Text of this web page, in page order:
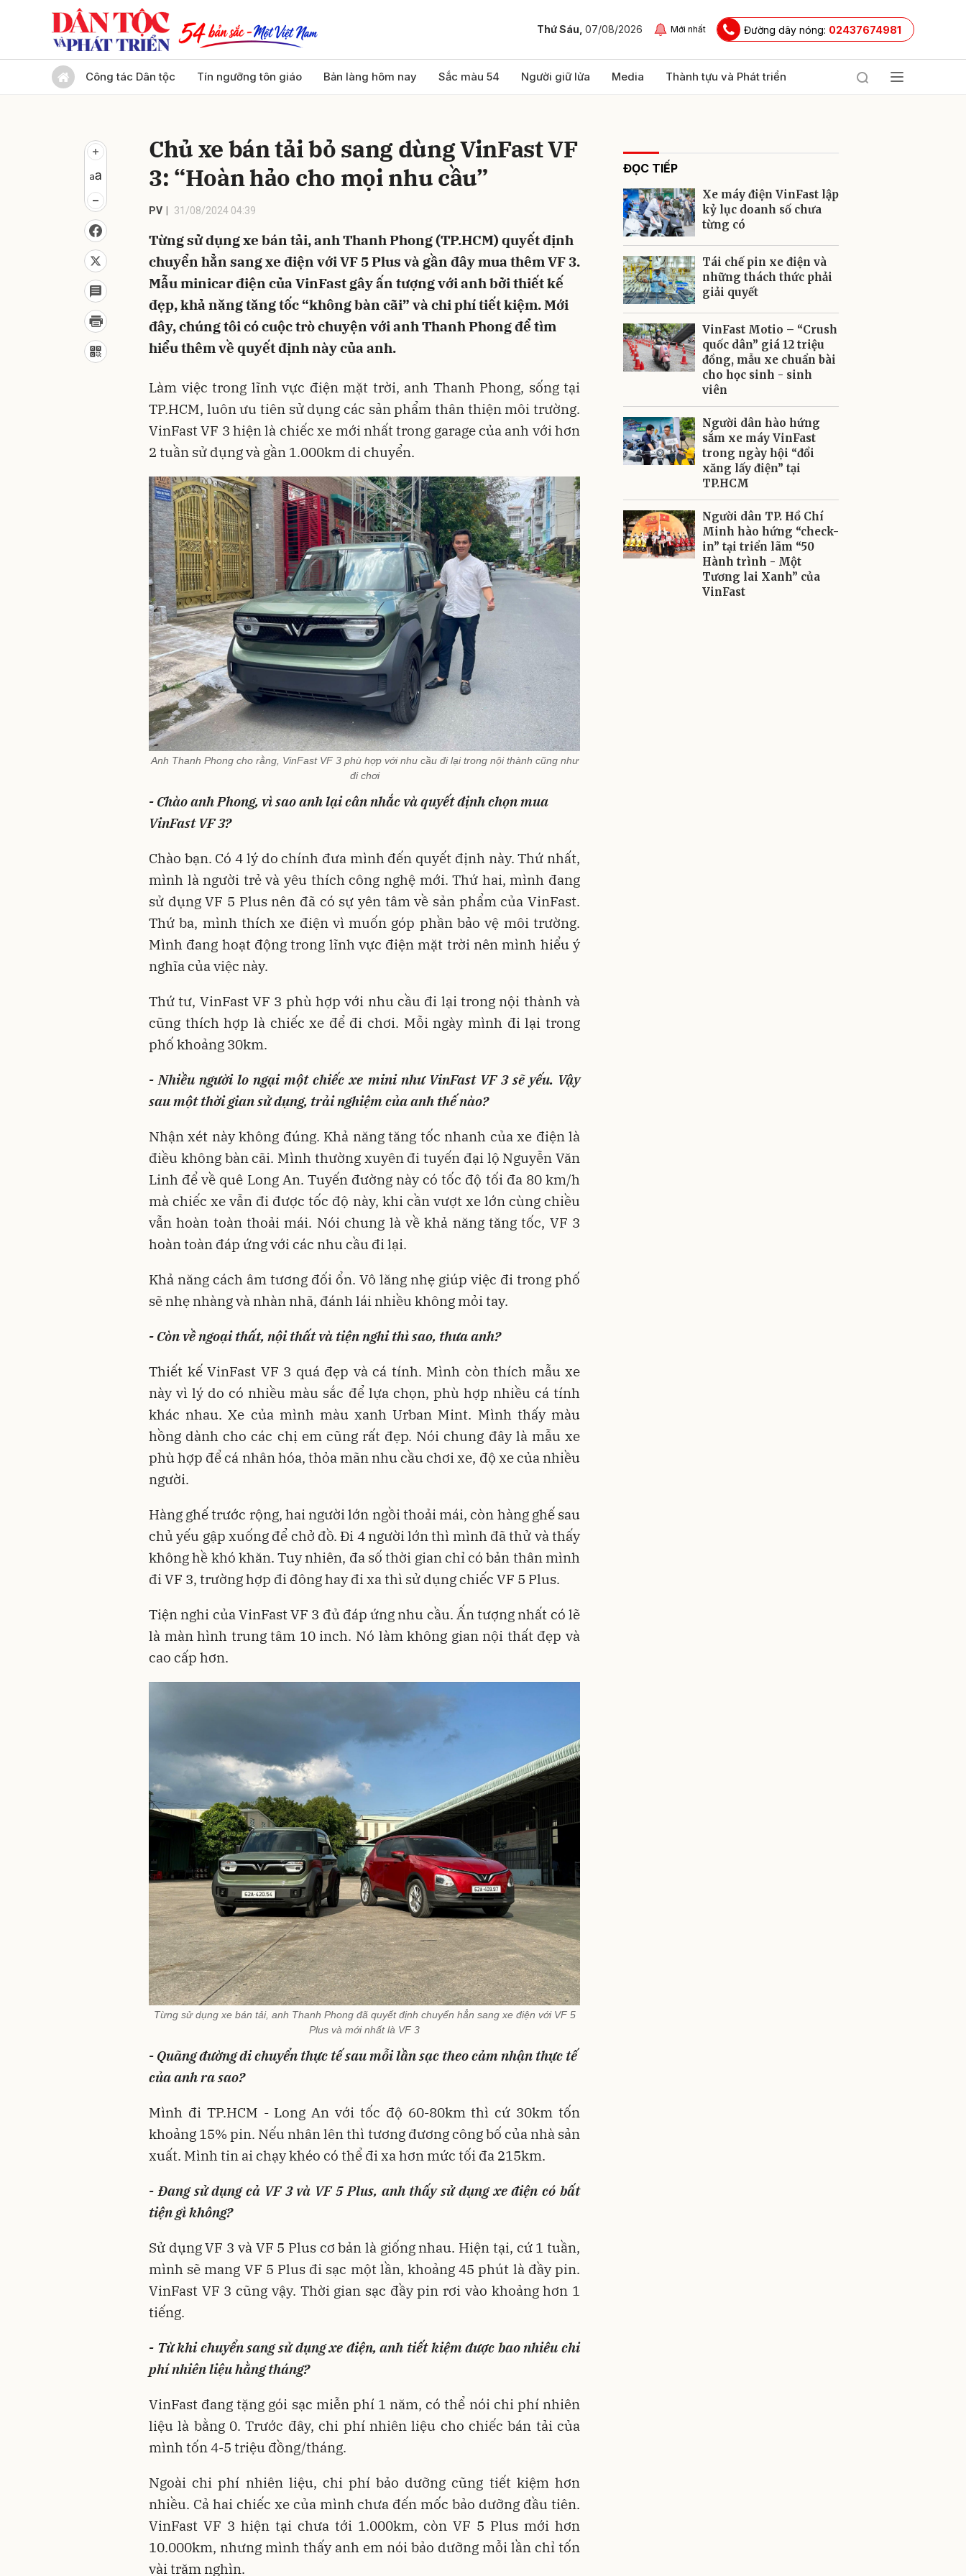
Thứ Sáu, 07/08/2026 Mới nhất Đường dây nóng: 02437674981
Công tác Dân tộc Tín ngưỡng tôn giáo Bản làng hôm nay Sắc màu 54 Người giữ lửa Media Thành tựu và Phát triển
Chủ xe bán tải bỏ sang dùng VinFast VF
3: “Hoàn hảo cho mọi nhu cầu”
PV 31/08/2024 04:39
Từng sử dụng xe bán tải, anh Thanh Phong (TP.HCM) quyết định
chuyển hẳn sang xe điện với VF 5 Plus và gần đây mua thêm VF 3.
Mẫu minicar điện của VinFast gây ấn tượng với anh bởi thiết kế
đẹp, khả năng tăng tốc “không bàn cãi” và chi phí tiết kiệm. Mới
đây, chúng tôi có cuộc trò chuyện với anh Thanh Phong để tìm
hiểu thêm về quyết định này của anh.
Làm việc trong lĩnh vực điện mặt trời, anh Thanh Phong, sống tại
TP.HCM, luôn ưu tiên sử dụng các sản phẩm thân thiện môi trường.
VinFast VF 3 hiện là chiếc xe mới nhất trong garage của anh với hơn
2 tuần sử dụng và gần 1.000km di chuyển.
Anh Thanh Phong cho rằng, VinFast VF 3 phù hợp với nhu cầu đi lại trong nội thành cũng như
đi chơi
- Chào anh Phong, vì sao anh lại cân nhắc và quyết định chọn mua
VinFast VF 3?
Chào bạn. Có 4 lý do chính đưa mình đến quyết định này. Thứ nhất,
mình là người trẻ và yêu thích công nghệ mới. Thứ hai, mình đang
sử dụng VF 5 Plus nên đã có sự yên tâm về sản phẩm của VinFast.
Thứ ba, mình thích xe điện vì muốn góp phần bảo vệ môi trường.
Mình đang hoạt động trong lĩnh vực điện mặt trời nên mình hiểu ý
nghĩa của việc này.
Thứ tư, VinFast VF 3 phù hợp với nhu cầu đi lại trong nội thành và
cũng thích hợp là chiếc xe để đi chơi. Mỗi ngày mình đi lại trong
phố khoảng 30km.
- Nhiều người lo ngại một chiếc xe mini như VinFast VF 3 sẽ yếu. Vậy
sau một thời gian sử dụng, trải nghiệm của anh thế nào?
Nhận xét này không đúng. Khả năng tăng tốc nhanh của xe điện là
điều không bàn cãi. Mình thường xuyên đi tuyến đại lộ Nguyễn Văn
Linh để về quê Long An. Tuyến đường này có tốc độ tối đa 80 km/h
mà chiếc xe vẫn đi được tốc độ này, khi cần vượt xe lớn cùng chiều
vẫn hoàn toàn thoải mái. Nói chung là về khả năng tăng tốc, VF 3
hoàn toàn đáp ứng với các nhu cầu đi lại.
Khả năng cách âm tương đối ổn. Vô lăng nhẹ giúp việc đi trong phố
sẽ nhẹ nhàng và nhàn nhã, đánh lái nhiều không mỏi tay.
- Còn về ngoại thất, nội thất và tiện nghi thì sao, thưa anh?
Thiết kế VinFast VF 3 quá đẹp và cá tính. Mình còn thích mẫu xe
này vì lý do có nhiều màu sắc để lựa chọn, phù hợp nhiều cá tính
khác nhau. Xe của mình màu xanh Urban Mint. Mình thấy màu
hồng dành cho các chị em cũng rất đẹp. Nói chung đây là mẫu xe
phù hợp để cá nhân hóa, thỏa mãn nhu cầu chơi xe, độ xe của nhiều
người.
Hàng ghế trước rộng, hai người lớn ngồi thoải mái, còn hàng ghế sau
chủ yếu gập xuống để chở đồ. Đi 4 người lớn thì mình đã thử và thấy
không hề khó khăn. Tuy nhiên, đa số thời gian chỉ có bản thân mình
đi VF 3, trường hợp đi đông hay đi xa thì sử dụng chiếc VF 5 Plus.
Tiện nghi của VinFast VF 3 đủ đáp ứng nhu cầu. Ấn tượng nhất có lẽ
là màn hình trung tâm 10 inch. Nó làm không gian nội thất đẹp và
cao cấp hơn.
Từng sử dụng xe bán tải, anh Thanh Phong đã quyết định chuyển hẳn sang xe điện với VF 5
Plus và mới nhất là VF 3
- Quãng đường di chuyển thực tế saumỗi lần sạc theo cảm nhận thực tế
của anh ra sao?
Mình đi TP.HCM - Long An với tốc độ 60-80km thì cứ 30km tốn
khoảng 15% pin. Nếu nhân lên thì tương đương công bố của nhà sản
xuất. Mình tin ai chạy khéo có thể đi xa hơn mức tối đa 215km.
- Đang sử dụng cả VF 3 và VF 5 Plus, anh thấy sử dụng xe điện có bất
tiện gì không?
Sử dụng VF 3 và VF 5 Plus cơ bản là giống nhau. Hiện tại, cứ 1 tuần,
mình sẽ mang VF 5 Plus đi sạc một lần, khoảng 45 phút là đầy pin.
VinFast VF 3 cũng vậy. Thời gian sạc đầy pin rơi vào khoảng hơn 1
tiếng.
- Từ khi chuyển sang sử dụng xe điện, anh tiết kiệm được bao nhiêu chi
phí nhiên liệu hằng tháng?
VinFast đang tặng gói sạc miễn phí 1 năm, có thể nói chi phí nhiên
liệu là bằng 0. Trước đây, chi phí nhiên liệu cho chiếc bán tải của
mình tốn 4-5 triệu đồng/tháng.
Ngoài chi phí nhiên liệu, chi phí bảo dưỡng cũng tiết kiệm hơn
nhiều. Cả hai chiếc xe của mình chưa đến mốc bảo dưỡng đầu tiên.
VinFast VF 3 hiện tại chưa tới 1.000km, còn VF 5 Plus mới hơn
10.000km, nhưng mình thấy anh em nói bảo dưỡng mỗi lần chỉ tốn
vài trăm nghìn.
ĐỌC TIẾP
Xe máy điện VinFast lập
kỷ lục doanh số chưa
từng có
Tái chế pin xe điện và
những thách thức phải
giải quyết
VinFast Motio – “Crush
quốc dân” giá 12 triệu
đồng, mẫu xe chuẩn bài
cho học sinh - sinh
viên
Người dân hào hứng
sắm xe máy VinFast
trong ngày hội “đổi
xăng lấy điện” tại
TP.HCM
Người dân TP. Hồ Chí
Minh hào hứng “check-
in” tại triển lãm “50
Hành trình - Một
Tương lai Xanh” của
VinFast
Gửi bình luận
Hủy Gửi